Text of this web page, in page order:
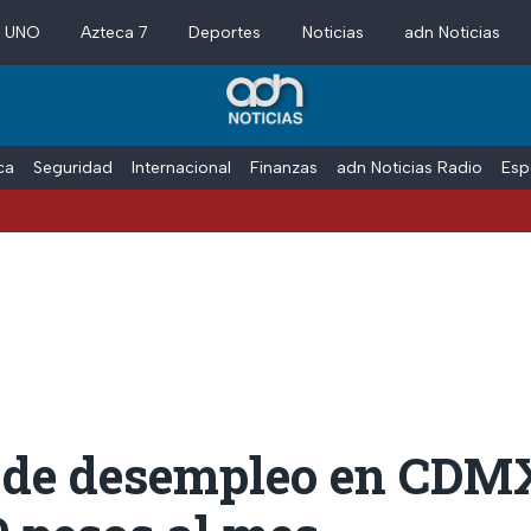
Azteca 7 Deportes Noticias adn Noticias
Seguridad Internacional Finanzas adn Noticias Radio
desempleo en